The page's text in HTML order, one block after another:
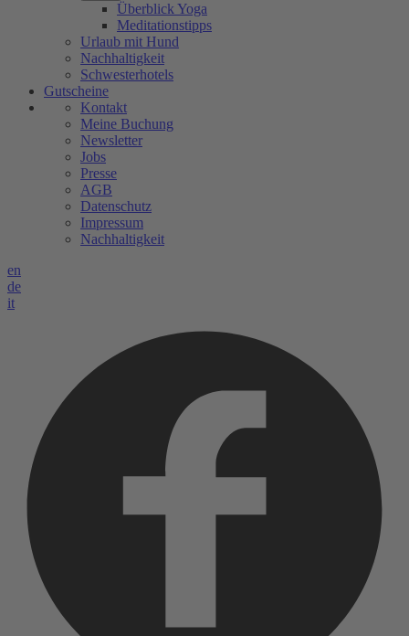
Überblick Yoga
Meditationstipps
Urlaub mit Hund
Nachhaltigkeit
Schwesterhotels
Gutscheine
Kontakt
Meine Buchung
Newsletter
Jobs
Presse
AGB
Datenschutz
Impressum
Nachhaltigkeit
en
de
it